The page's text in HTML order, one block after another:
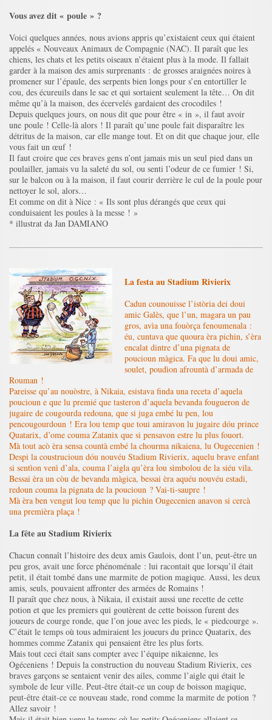
Vous avez dit « poule » ?
Voici quelques années, nous avions appris qu’existaient ceux qui étaient
appelés « Nouveaux Animaux de Compagnie (NAC). Il paraît que les
chiens, les chats et les petits oiseaux n’étaient plus à la mode. Il fallait
garder à la maison des amis surprenants : de grosses araignées noires à
promener sur l’épaule, des serpents bien longs pour s’en entortiller le
cou, des écureuils dans le sac et qui sortaient seulement la tête… On dit
même qu’à la maison, des écervelés gardaient des crocodiles !
Depuis quelques jours, on nous dit que pour être « in », il faut avoir
une poule ! Celle-là alors ! Il paraît qu’une poule fait disparaître les
détritus de la maison, car elle mange tout. Et on dit que chaque jour, elle
vous fait un œuf !
Il faut croire que ces braves gens n’ont jamais mis un seul pied dans un
poulailler, jamais vu la saleté du sol, ou senti l’odeur de ce fumier ! Si,
sur le balcon ou à la maison, il faut courir derrière le cul de la poule pour
nettoyer le sol, alors…
Et comme on dit à Nice : « Ils sont plus dérangés que ceux qui
conduisaient les poules à la messe ! »
* illustrat da Jan DAMIANO
La festa au Stadium Rivierix
Cadun counouisse l’istòria dei doui
amic Galès, que l’un, magara un pau
gros, avìa una fouòrça fenoumenala :
éu, cuntava que quoura èra pichin, s’èra
encalat dintre d’una pignata de
poucioun màgica. Fa que lu doui amic,
soulet, poudìon afrountà d’armada de
Rouman !
Pareisse qu’au nouòstre, à Nikaia, esistava finda una receta d’aquela
poucioun e que lu premié que tasteron d’aquela bevanda fougueron de
jugaire de cougourda redouna, que si juga embé lu pen, lou
pencougourdoun ! Era lou temp que toui amiravon lu jugaire dóu prince
Quatarix, d’ome couma Zatanix que si pensavon estre lu plus fouort.
Mà tout acò èra sensa countà embé la chourma nikaiena, lu Ougecenien !
Despi la coustrucioun dóu nouvéu Stadium Rivierix, aquelu brave enfant
si sentìon venì d’ala, couma l’aigla qu’èra lou sìmbolou de la siéu vila.
Bessai èra un còu de bevanda màgica, bessai èra aquéu nouvéu estadi,
redoun couma la pignata de la poucioun ? Vai-ti-saupre !
Mà èra ben vengut lou temp que lu pichin Ougecenien anavon si cercà
una premièra plaça !
La fête au Stadium Rivierix
Chacun connaît l’histoire des deux amis Gaulois, dont l’un, peut-être un
peu gros, avait une force phénoménale : lui racontait que lorsqu’il était
petit, il était tombé dans une marmite de potion magique. Aussi, les deux
amis, seuls, pouvaient affronter des armées de Romains !
Il paraît que chez nous, à Nikaia, il existait aussi une recette de cette
potion et que les premiers qui goutèrent de cette boisson furent des
joueurs de courge ronde, que l’on joue avec les pieds, le « piedcourge ».
C’était le temps où tous admiraient les joueurs du prince Quatarix, des
hommes comme Zatanix qui pensaient être les plus forts.
Mais tout ceci était sans compter avec l’équipe nikaienne, les
Ogéceniens ! Depuis la construction du nouveau Stadium Rivierix, ces
braves garçons se sentaient venir des ailes, comme l’aigle qui était le
symbole de leur ville. Peut-être était-ce un coup de boisson magique,
peut-être était-ce ce nouveau stade, rond comme la marmite de potion ?
Allez savoir !